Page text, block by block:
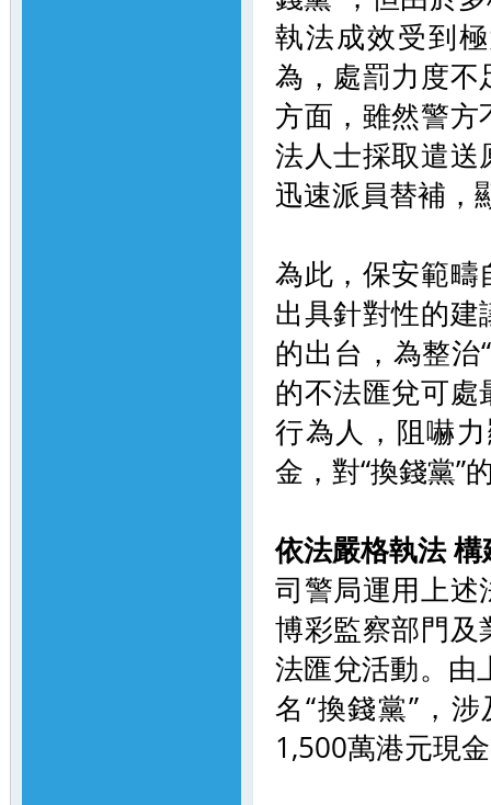
執法成效受到
為，處罰力度
方面，雖然警
法人士採取遣
迅速派員替補，
為此，保安範疇
出具針對性的
的出台，為整治
的不法匯兌可
行為人，阻嚇
金，對“換錢黨”
依法嚴格執法
司警局運用上
博彩監察部門
法匯兌活動。由
名“換錢黨”，
1,500萬港元現